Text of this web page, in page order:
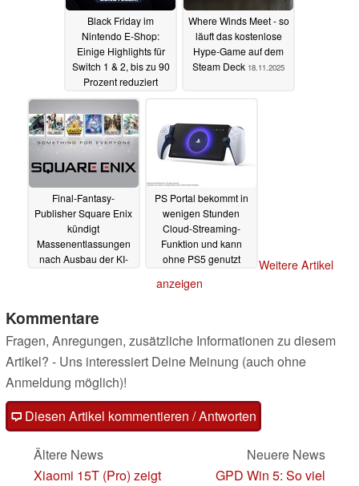
Black Friday im
Nintendo E-Shop:
Einige Highlights für
Switch 1 & 2, bis zu 90
Prozent reduziert
18.11.2025
Where Winds Meet - so
läuft das kostenlose
Hype-Game auf dem
Steam Deck 18.11.2025
Final-Fantasy-
Publisher Square Enix
kündigt
Massenentlassungen
nach Ausbau der KI-
PS Portal bekommt in
wenigen Stunden
Cloud-Streaming-
Funktion und kann
ohne PS5 genutzt
Weitere Artikel
anzeigen
Kommentare
Fragen, Anregungen, zusätzliche Informationen zu diesem
Artikel? - Uns interessiert Deine Meinung (auch ohne
Anmeldung möglich)!
Diesen Artikel kommentieren / Antworten
Ältere News
Xiaomi 15T (Pro) zeigt
Neuere News
GPD Win 5: So viel